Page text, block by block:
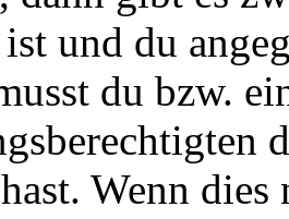
und du
du bzw.
Wenn